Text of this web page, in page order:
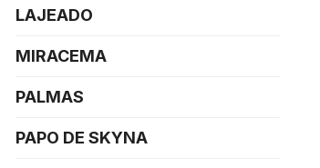
LAJEADO
MIRACEMA
PALMAS
PAPO DE SKYNA